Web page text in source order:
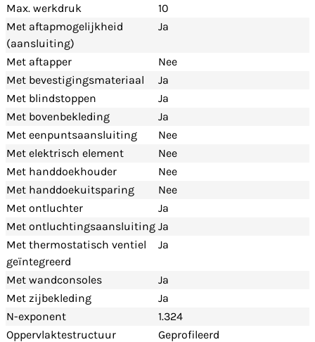
Max. werkdruk
10
Met aftapmogelijkheid
(aansluiting)
Ja
Met aftapper
Nee
Met bevestigingsmateriaal
Ja
Met blindstoppen
Ja
Met bovenbekleding
Ja
Met eenpuntsaansluiting
Nee
Met elektrisch element
Nee
Met handdoekhouder
Nee
Met handdoekuitsparing
Nee
Met ontluchter
Ja
Met ontluchtingsaansluiting Ja
Met thermostatisch ventiel
geïntegreerd
Ja
Met wandconsoles
Ja
Met zijbekleding
Ja
N-exponent
1.324
Oppervlaktestructuur
Geprofileerd